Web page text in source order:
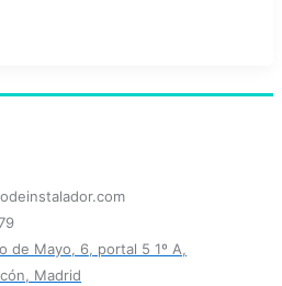
de Mayo, 6, portal 5 1º A,
Madrid